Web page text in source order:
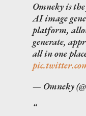
Omneky is
AI image
platform,
generate,
all in one
— Omneky